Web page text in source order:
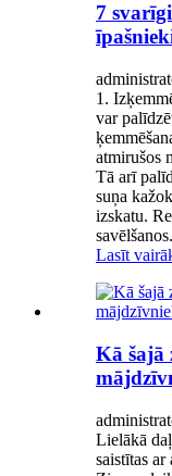
7
1.
var
atmirušos
Tā arī
suņa
izskatu.
Lasīt
Kā šajā
Lielākā
saistītas